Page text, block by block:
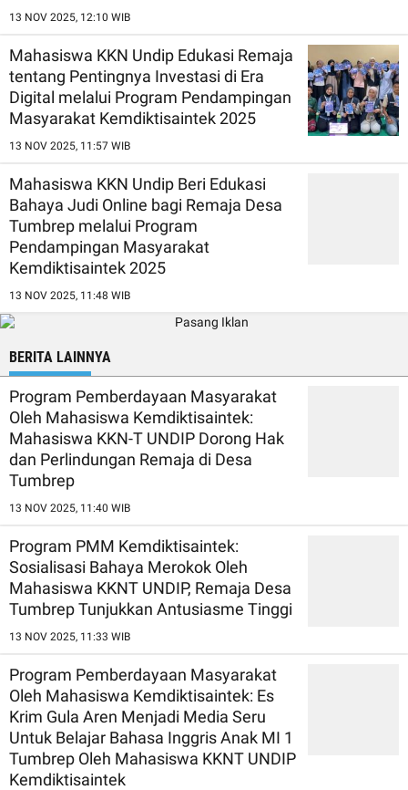
13 NOV 2025, 12:10 WIB
Mahasiswa KKN Undip Edukasi Remaja
tentang Pentingnya Investasi di Era
Digital melalui Program Pendampingan
Masyarakat Kemdiktisaintek 2025
13 NOV 2025, 11:57 WIB
Mahasiswa KKN Undip Beri Edukasi
Bahaya Judi Online bagi Remaja Desa
Tumbrep melalui Program
Pendampingan Masyarakat
Kemdiktisaintek 2025
13 NOV 2025, 11:48 WIB
BERITA LAINNYA
Program Pemberdayaan Masyarakat
Oleh Mahasiswa Kemdiktisaintek:
Mahasiswa KKN-T UNDIP Dorong Hak
dan Perlindungan Remaja di Desa
Tumbrep
13 NOV 2025, 11:40 WIB
Program PMM Kemdiktisaintek:
Sosialisasi Bahaya Merokok Oleh
Mahasiswa KKNT UNDIP, Remaja Desa
Tumbrep Tunjukkan Antusiasme Tinggi
13 NOV 2025, 11:33 WIB
Program Pemberdayaan Masyarakat
Oleh Mahasiswa Kemdiktisaintek: Es
Krim Gula Aren Menjadi Media Seru
Untuk Belajar Bahasa Inggris Anak MI 1
Tumbrep Oleh Mahasiswa KKNT UNDIP
Kemdiktisaintek